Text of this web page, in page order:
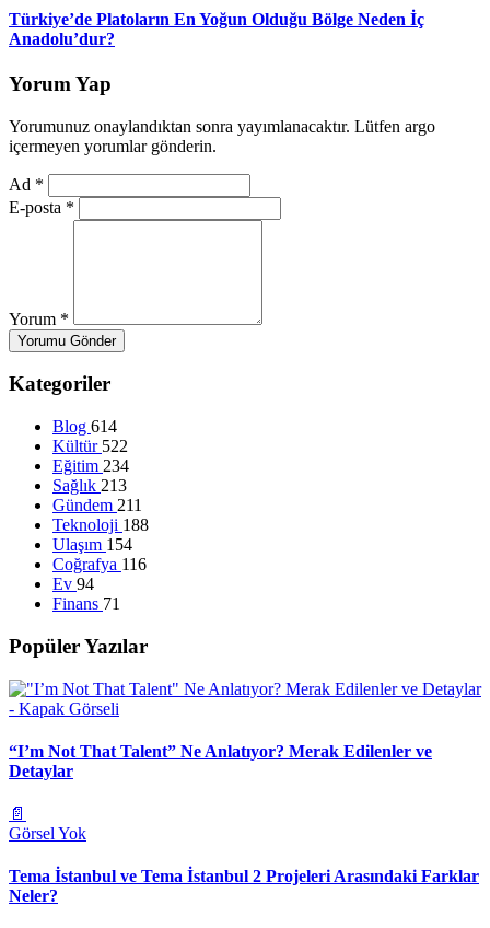
Türkiye’de Platoların En Yoğun Olduğu Bölge Neden İç
Anadolu’dur?
Yorum Yap
Yorumunuz onaylandıktan sonra yayımlanacaktır. Lütfen argo
içermeyen yorumlar gönderin.
Ad *
E-posta *
Yorum *
Yorumu Gönder
Kategoriler
Blog 614
Kültür 522
Eğitim 234
Sağlık 213
Gündem 211
Teknoloji 188
Ulaşım 154
Coğrafya 116
Ev 94
Finans 71
Popüler Yazılar
“I’m Not That Talent” Ne Anlatıyor? Merak Edilenler ve
Detaylar
📄
Görsel Yok
Tema İstanbul ve Tema İstanbul 2 Projeleri Arasındaki Farklar
Neler?